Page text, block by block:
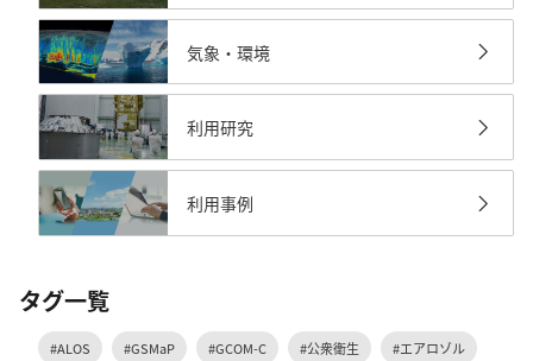
気象・環境
利用研究
利用事例
タグ一覧
#ALOS #GSMaP #GCOM-C #公衆衛生 #エアロゾル